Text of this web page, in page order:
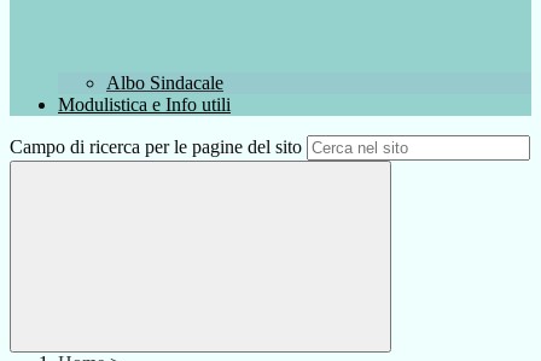
Albo Sindacale
Modulistica e Info utili
Campo di ricerca per le pagine del sito